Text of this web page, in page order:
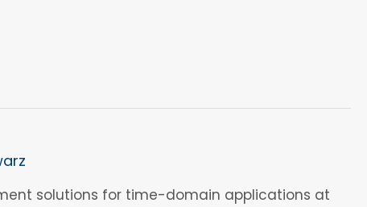
solutions for time-domain applications at